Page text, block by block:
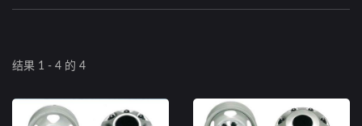
结果 1 - 4 的 4